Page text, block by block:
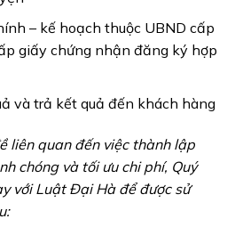
– kế hoạch thuộc UBND cấp
giấy chứng nhận đăng ký hợp
và trả kết quả đến khách hàng
liên quan đến việc thành lập
chóng và tối ưu chi phí, Quý
với Luật Đại Hà để được sử